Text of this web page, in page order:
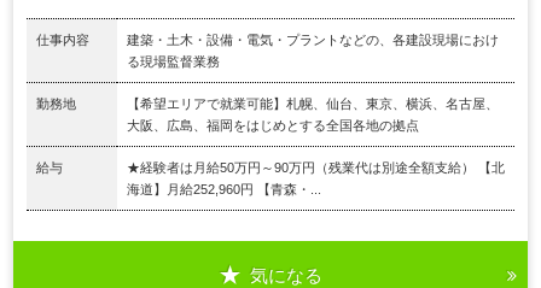
仕事内容
建築・土木・設備・電気・プラントなどの、各建設現場におけ
る現場監督業務
勤務地
【希望エリアで就業可能】札幌、仙台、東京、横浜、名古屋、
大阪、広島、福岡をはじめとする全国各地の拠点
給与
★経験者は月給50万円～90万円（残業代は別途全額支給） 【北
海道】月給252,960円 【青森・...
気になる